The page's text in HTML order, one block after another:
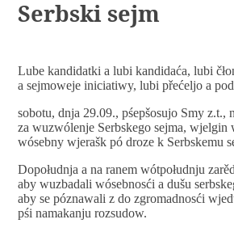
Serbski sejm
Lube kandidatki a lubi kandidaća, lubi
a sejmoweje iniciatiwy, lubi přećeljo a
sobotu, dnja 29.09., pśepšosujo Smy z.t.,
za wuzwólenje Serbskego sejma, wjelgin
wósebny wjerašk pó droze k Serbskemu
Dopołudnja a na ranem wótpołudnju
aby wuzbadali wósebnosći a dušu
aby se póznawali z do zgromadnosći
pśi namakanju rozsudow.